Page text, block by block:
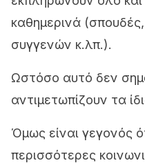
καθημερινά
συγγενών κ.λπ.).
Ωστόσο αυτό δεν
αντιμετωπίζουν τα
Όμως είναι γεγονός
περισσότερες